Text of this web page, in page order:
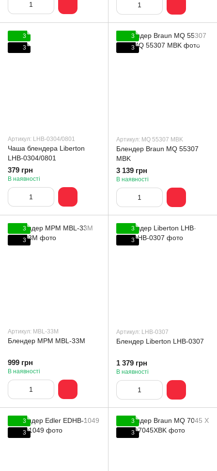
3
3
Артикул: LHB-0304/0801
Чаша блендера Liberton
LHB-0304/0801
379 грн
В наявності
3
3
Артикул: MQ 55307 MBK
Блендер Braun MQ 55307
MBK
3 139 грн
В наявності
3
3
Артикул: MBL-33M
Блендер MPM MBL-33M
999 грн
В наявності
3
3
Артикул: LHB-0307
Блендер Liberton LHB-0307
1 379 грн
В наявності
3
3
3
3